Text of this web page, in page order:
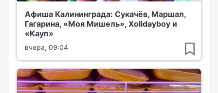
Афиша Калининграда: Сукачёв, Маршал,
Гагарина, «Моя Мишель», Xolidayboy и
«Кауп»
вчера, 09:04